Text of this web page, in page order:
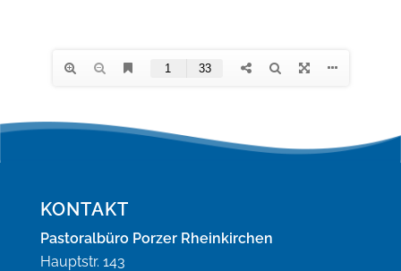
KONTAKT
Pastoralbüro Porzer Rheinkirchen
Hauptstr. 143